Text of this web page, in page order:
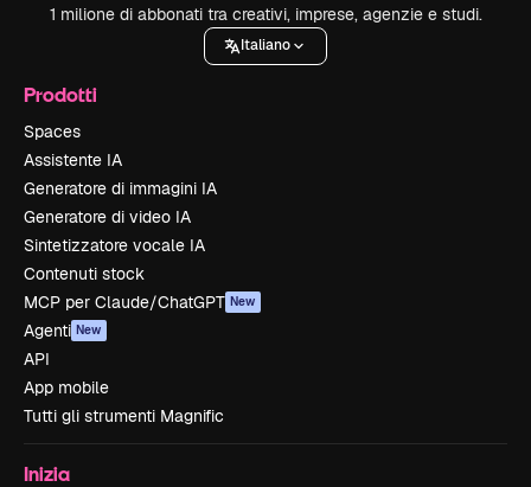
1 milione di abbonati tra creativi, imprese, agenzie e studi.
Italiano
Prodotti
Spaces
Assistente IA
Generatore di immagini IA
Generatore di video IA
Sintetizzatore vocale IA
Contenuti stock
MCP per Claude/ChatGPT New
Agenti New
API
App mobile
Tutti gli strumenti Magnific
Inizia